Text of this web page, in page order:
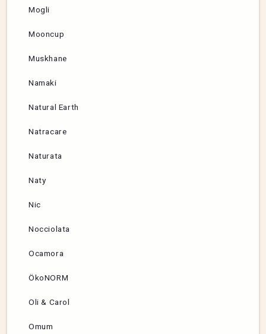
Mogli
Mooncup
Muskhane
Namaki
Natural Earth
Natracare
Naturata
Naty
Nic
Nocciolata
Ocamora
ÖkoNORM
Oli & Carol
Omum